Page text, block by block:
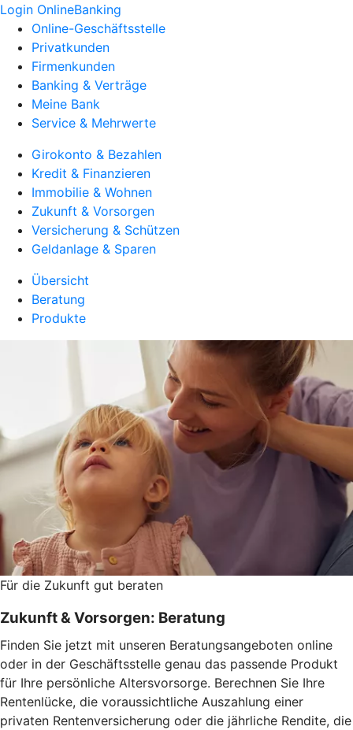
Login OnlineBanking
Online-Geschäftsstelle
Privatkunden
Firmenkunden
Banking & Verträge
Meine Bank
Service & Mehrwerte
Girokonto & Bezahlen
Kredit & Finanzieren
Immobilie & Wohnen
Zukunft & Vorsorgen
Versicherung & Schützen
Geldanlage & Sparen
Übersicht
Beratung
Produkte
Für die Zukunft gut beraten
Zukunft & Vorsorgen: Beratung
Finden Sie jetzt mit unseren Beratungsangeboten online
oder in der Geschäftsstelle genau das passende Produkt
für Ihre persönliche Altersvorsorge. Berechnen Sie Ihre
Rentenlücke, die voraussichtliche Auszahlung einer
privaten Rentenversicherung oder die jährliche Rendite, die